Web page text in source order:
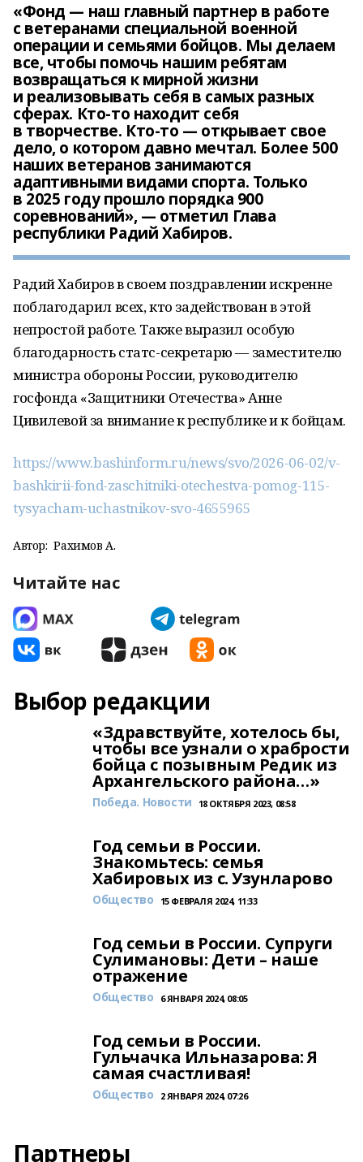
«Фонд — наш главный партнер в работе
с ветеранами специальной военной
операции и семьями бойцов. Мы делаем
все, чтобы помочь нашим ребятам
возвращаться к мирной жизни
и реализовывать себя в самых разных
сферах. Кто-то находит себя
в творчестве. Кто-то — открывает свое
дело, о котором давно мечтал. Более 500
наших ветеранов занимаются
адаптивными видами спорта. Только
в 2025 году прошло порядка 900
соревнований», — отметил Глава
республики Радий Хабиров.
Радий Хабиров в своем поздравлении искренне
поблагодарил всех, кто задействован в этой
непростой работе. Также выразил особую
благодарность статс-секретарю — заместителю
министра обороны России, руководителю
госфонда «Защитники Отечества» Анне
Цивилевой за внимание к республике и к бойцам.
https://www.bashinform.ru/news/svo/2026-06-02/v-
bashkirii-fond-zaschitniki-otechestva-pomog-115-
tysyacham-uchastnikov-svo-4655965
Автор: Рахимов А.
Читайте нас
Выбор редакции
«Здравствуйте, хотелось бы,
чтобы все узнали о храбрости
бойца с позывным Редик из
Архангельского района…»
Победа. Новости 18 ОКТЯБРЯ 2023, 08:58
Год семьи в России.
Знакомьтесь: семья
Хабировых из с. Узунларово
Общество 15 ФЕВРАЛЯ 2024, 11:33
Год семьи в России. Супруги
Сулимановы: Дети – наше
отражение
Общество 6 ЯНВАРЯ 2024, 08:05
Год семьи в России.
Гульчачка Ильназарова: Я
самая счастливая!
Общество 2 ЯНВАРЯ 2024, 07:26
Партнеры